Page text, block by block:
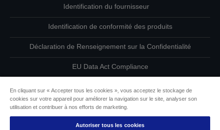
Identification du fournisseur
Identification de conformité des produits
Déclaration de Renseignement sur la Confidentialité
EU Data Act Compliance
Informations sur les cookies
L’engagement d’Epson pour l’accessibilité
En cliquant sur « Accepter tous les cookies », vous acceptez le stockage de
cookies sur votre appareil pour améliorer la navigation sur le site, analyser son
utilisation et contribuer à nos efforts de marketing.
Autoriser tous les cookies